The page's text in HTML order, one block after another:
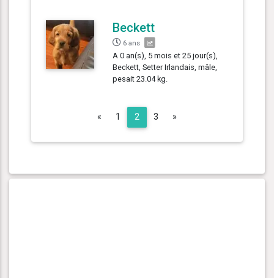
Beckett
6 ans
A 0 an(s), 5 mois et 25 jour(s),
Beckett, Setter Irlandais, mâle,
pesait 23.04 kg.
« Previous
1 2 3 »